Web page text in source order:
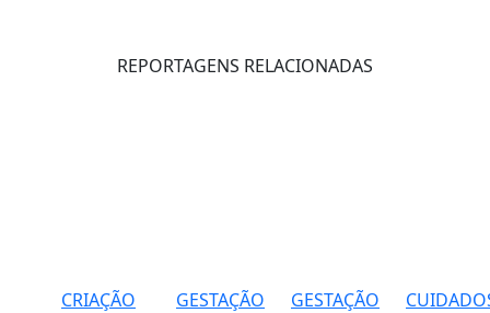
REPORTAGENS RELACIONADAS
CRIAÇÃO
GESTAÇÃO
GESTAÇÃO